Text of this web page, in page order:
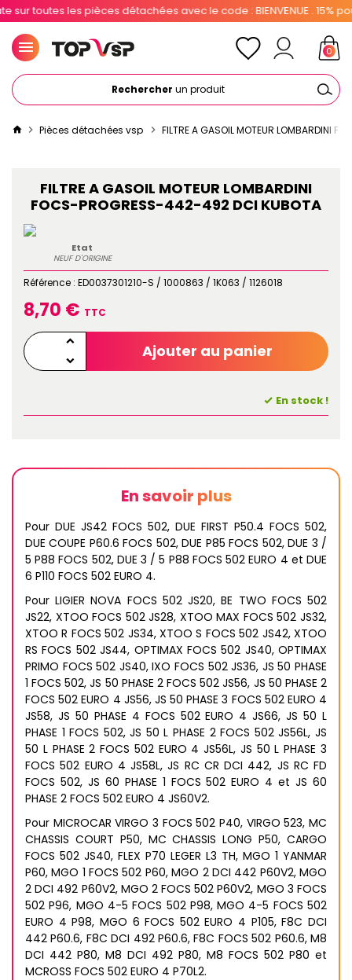
toutes les pièces détachées avec le code : BIENVENUE . 15% pour
Rechercher un produit
0
Pièces détachées vsp FILTRE A GASOIL MOTEUR LOMBARDINI
FILTRE A GASOIL MOTEUR LOMBARDINI
FOCS-PROGRESS-442-492 DCI KUBOTA
Etat
NEUF D'ORIGINE
Référence : ED0037301210-S / 1000863 / 1K063 / 1126018
8,70 € TTC
Ajouter au panier
En stock !
En savoir plus
Pour DUE JS42 FOCS 502, DUE FIRST P50.4 FOCS 502,
DUE COUPE P60.6 FOCS 502, DUE P85 FOCS 502, DUE 3 /
5 P88 FOCS 502, DUE 3 / 5 P88 FOCS 502 EURO 4 et DUE
6 P110 FOCS 502 EURO 4.
Pour LIGIER NOVA FOCS 502 JS20, BE TWO FOCS 502
JS22, XTOO FOCS 502 JS28, XTOO MAX FOCS 502 JS32,
XTOO R FOCS 502 JS34, XTOO S FOCS 502 JS42, XTOO
RS FOCS 502 JS44, OPTIMAX FOCS 502 JS40, OPTIMAX
PRIMO FOCS 502 JS40, IXO FOCS 502 JS36, JS 50 PHASE
1 FOCS 502, JS 50 PHASE 2 FOCS 502 JS56, JS 50 PHASE 2
FOCS 502 EURO 4 JS56, JS 50 PHASE 3 FOCS 502 EURO 4
JS58, JS 50 PHASE 4 FOCS 502 EURO 4 JS66, JS 50 L
PHASE 1 FOCS 502, JS 50 L PHASE 2 FOCS 502 JS56L, JS
50 L PHASE 2 FOCS 502 EURO 4 JS56L, JS 50 L PHASE 3
FOCS 502 EURO 4 JS58L, JS RC CR DCI 442, JS RC FD
FOCS 502, JS 60 PHASE 1 FOCS 502 EURO 4 et JS 60
PHASE 2 FOCS 502 EURO 4 JS60V2.
Pour MICROCAR VIRGO 3 FOCS 502 P40, VIRGO 523, MC
CHASSIS COURT P50, MC CHASSIS LONG P50, CARGO
FOCS 502 JS40, FLEX P70 LEGER L3 TH, MGO 1 YANMAR
P60, MGO 1 FOCS 502 P60, MGO 2 DCI 442 P60V2, MGO
2 DCI 492 P60V2, MGO 2 FOCS 502 P60V2, MGO 3 FOCS
502 P96, MGO 4-5 FOCS 502 P98, MGO 4-5 FOCS 502
EURO 4 P98, MGO 6 FOCS 502 EURO 4 P105, F8C DCI
442 P60.6, F8C DCI 492 P60.6, F8C FOCS 502 P60.6, M8
DCI 442 P80, M8 DCI 492 P80, M8 FOCS 502 P80 et
MCROSS FOCS 502 EURO 4 P70L2.